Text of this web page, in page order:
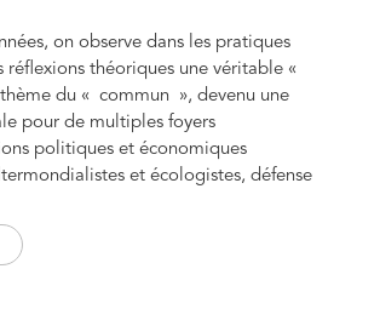
on observe dans les pratiques
réflexions théoriques une véritable «
du « commun », devenu une
pour de multiples foyers
politiques et économiques
et écologistes, défense
numériques collectives). Avec une
une notion nouvelle, le commun s’est